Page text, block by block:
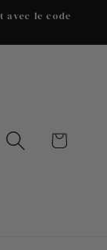
avec le code
Panier